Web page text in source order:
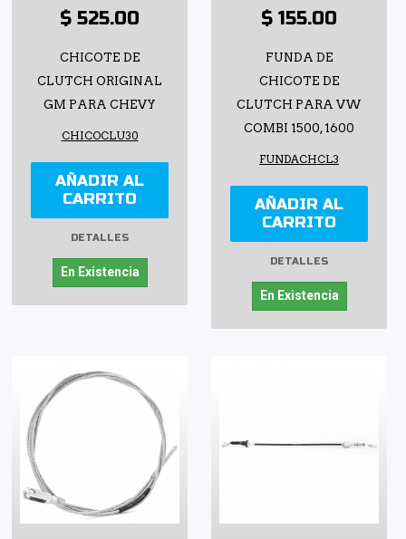
$ 525.00
CHICOTE DE
CLUTCH ORIGINAL
GM PARA CHEVY
CHICOCLU30
AÑADIR AL
CARRITO
DETALLES
En Existencia
$ 155.00
FUNDA DE
CHICOTE DE
CLUTCH PARA VW
COMBI 1500, 1600
FUNDACHCL3
AÑADIR AL
CARRITO
DETALLES
En Existencia